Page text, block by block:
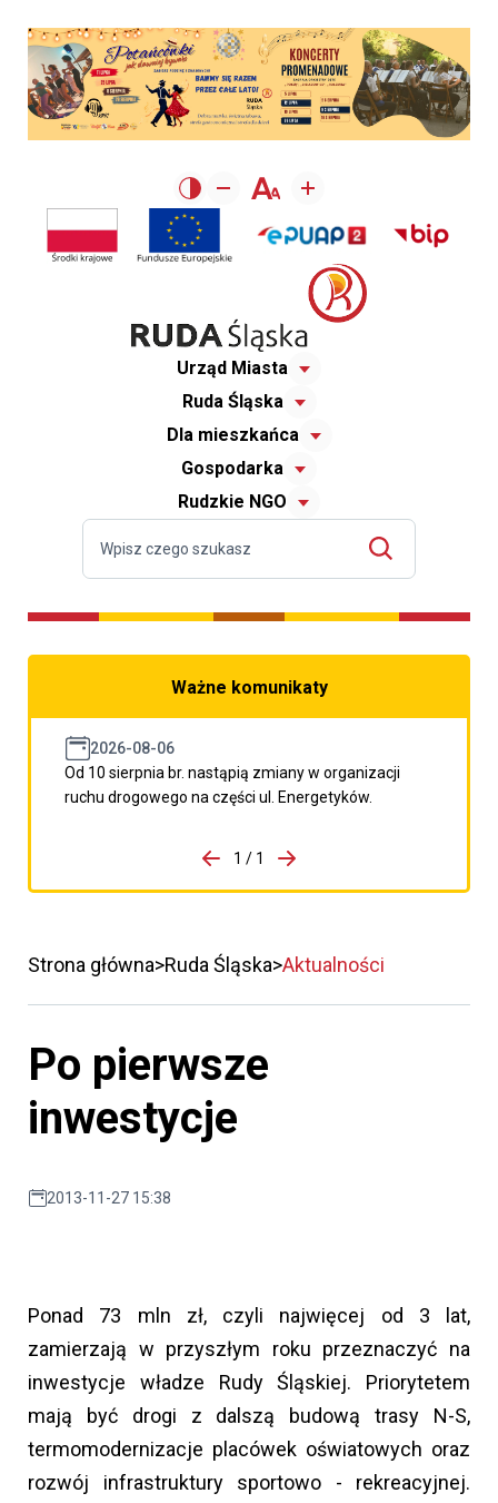
Urząd Miasta
Ruda Śląska
Dla mieszkańca
Gospodarka
Rudzkie NGO
Ważne komunikaty
2026-08-06
Od 10 sierpnia br. nastąpią zmiany w organizacji
ruchu drogowego na części ul. Energetyków.
porzpedniego komunikatu
1 / 1
Przejdź do następnego
Strona główna Ruda Śląska Aktualności
Po pierwsze
inwestycje
2013-11-27 15:38
Ponad 73 mln zł, czyli najwięcej od 3 lat,
zamierzają w przyszłym roku przeznaczyć na
inwestycje władze Rudy Śląskiej. Priorytetem
mają być drogi z dalszą budową trasy N-S,
termomodernizacje placówek oświatowych oraz
rozwój infrastruktury sportowo - rekreacyjnej.